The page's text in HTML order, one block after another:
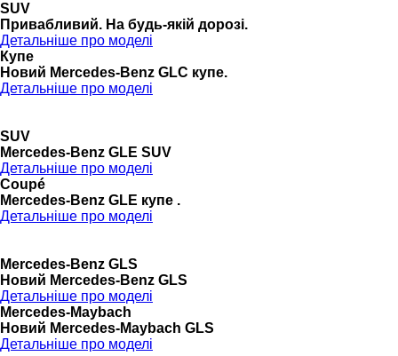
SUV
Привабливий. На будь-якій дорозі.
Детальніше про моделі
Купе
Новий Mercedes-Benz GLС купе.
Детальніше про моделі
SUV
Mercedes-Benz GLE SUV
Детальніше про моделі
Coupé
Mercedes-Benz GLE купе .
Детальніше про моделі
Mercedes-Benz GLS
Новий Mercedes-Benz GLS
Детальніше про моделі
Mercedes-Maybach
Новий Mercedes-Maybach GLS
Детальніше про моделі